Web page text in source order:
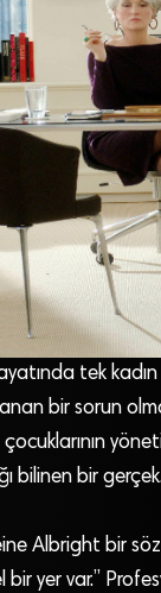
tek
bir sorun
çocuklarının
bilinen bir
Albright bir
yer var.”